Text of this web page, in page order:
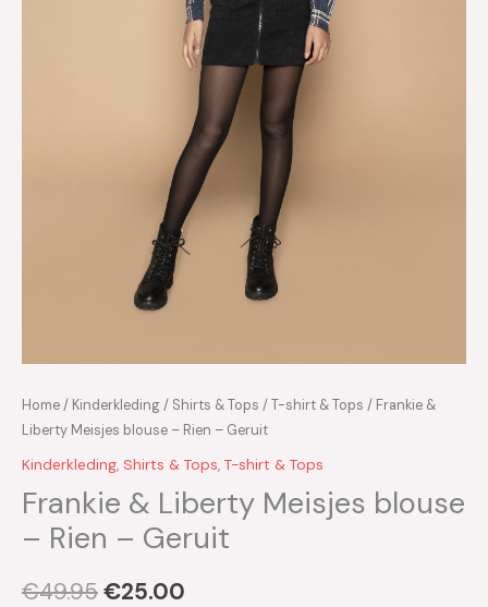
Home/ Kinderkleding/ Shirts & Tops /T-shirt & Tops / Frankie &
Liberty Meisjes blouse – Rien – Geruit
Kinderkleding, Shirts & Tops, T-shirt & Tops
Frankie & Liberty Meisjes blouse
– Rien – Geruit
€49.95€25.00